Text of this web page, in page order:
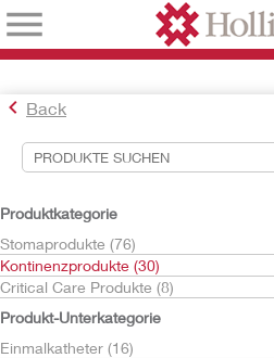
Back
Produktkategorie
Stomaprodukte (76)
Kontinenzprodukte (30)
Critical Care Produkte (8)
Produkt-Unterkategorie
Einmalkatheter (16)
Suchwerkzeuge
Ihre Auswahl:
Kontinenzprodukte
Ihre Auswahl hat30Ergebnisse ergeben
Sortieren nach: